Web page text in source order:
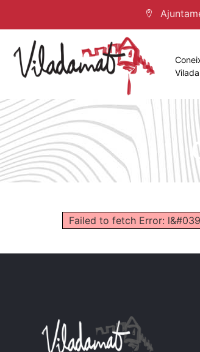
Failed to fetch Error: